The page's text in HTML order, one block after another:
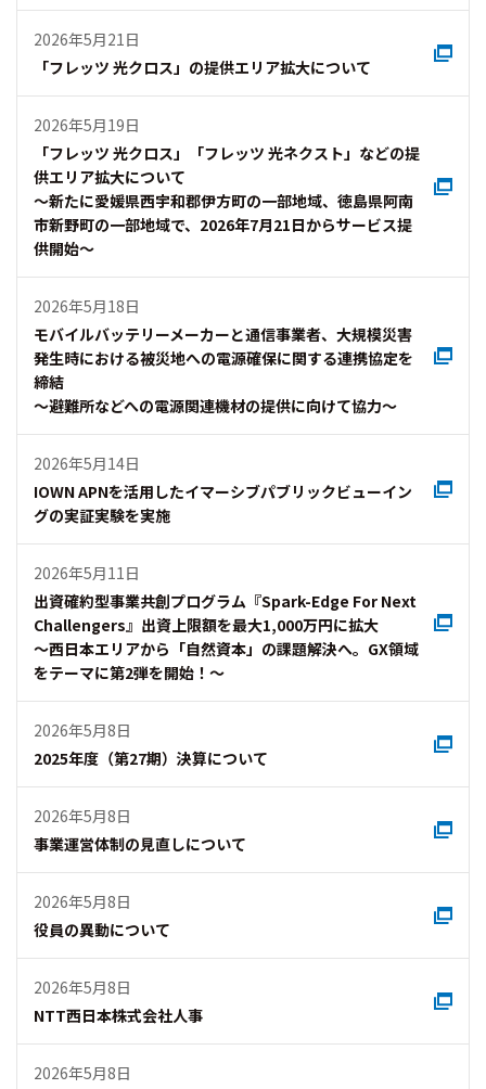
2026年5月21日
「フレッツ 光クロス」の提供エリア拡大について
2026年5月19日
「フレッツ 光クロス」「フレッツ 光ネクスト」などの提
供エリア拡大について
～新たに愛媛県西宇和郡伊方町の一部地域、徳島県阿南
市新野町の一部地域で、2026年7月21日からサービス提
供開始～
2026年5月18日
モバイルバッテリーメーカーと通信事業者、大規模災害
発生時における被災地への電源確保に関する連携協定を
締結
～避難所などへの電源関連機材の提供に向けて協力～
2026年5月14日
IOWN APNを活用したイマーシブパブリックビューイン
グの実証実験を実施
2026年5月11日
出資確約型事業共創プログラム『Spark-Edge For Next
Challengers』出資上限額を最大1,000万円に拡大
～西日本エリアから「自然資本」の課題解決へ。GX領域
をテーマに第2弾を開始！～
2026年5月8日
2025年度（第27期）決算について
2026年5月8日
事業運営体制の見直しについて
2026年5月8日
役員の異動について
2026年5月8日
NTT西日本株式会社人事
2026年5月8日